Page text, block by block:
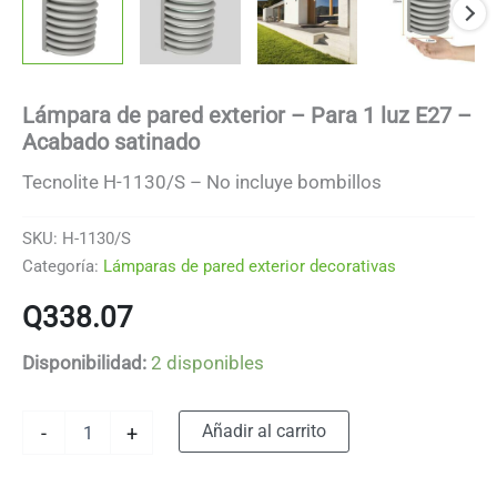
Lámpara de pared exterior – Para 1 luz E27 –
Acabado satinado
Tecnolite H-1130/S – No incluye bombillos
SKU: H-1130/S
Categoría: Lámparas de pared exterior decorativas
Q338.07
Disponibilidad: 2 disponibles
- + Añadir al carrito